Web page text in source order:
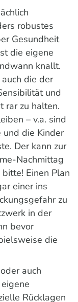
robustes
Gesundheit
die eigene
knallt.
die der
und
rar zu halten.
– v.a. sind
und die Kinder
Der kann zur
Nachmittag
Einen Plan
einer ins
zu
in der
bevor
die
auch
Rücklagen